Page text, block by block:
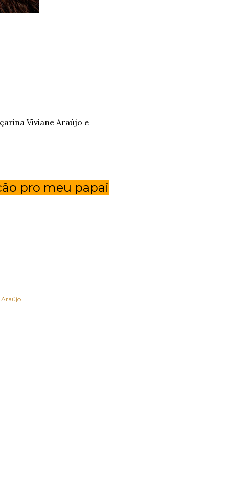
Viviane Araújo e
pro meu papai
Araújo